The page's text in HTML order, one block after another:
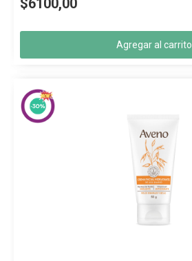
$6100,00
Agregar al carrito